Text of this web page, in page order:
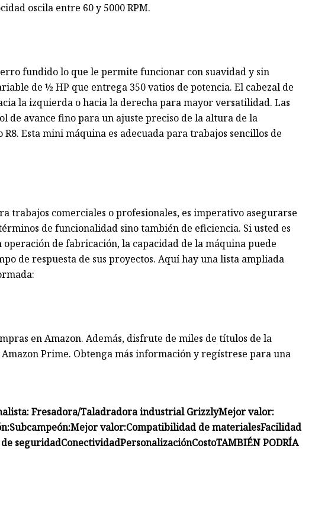
oscila entre 60 y 5000 RPM.
fundido lo que le permite funcionar con suavidad y sin
de ½ HP que entrega 350 vatios de potencia. El cabezal de
la izquierda o hacia la derecha para mayor versatilidad. Las
de avance fino para un ajuste preciso de la altura de la
Esta mini máquina es adecuada para trabajos sencillos de
trabajos comerciales o profesionales, es imperativo asegurarse
de funcionalidad sino también de eficiencia. Si usted es
de fabricación, la capacidad de la máquina puede
de respuesta de sus proyectos. Aquí hay una lista ampliada
en Amazon. Además, disfrute de miles de títulos de la
Prime. Obtenga más información y regístrese para una
Fresadora/Taladradora industrial GrizzlyMejor valor:
Subcampeón:Mejor valor:Compatibilidad de materialesFacilidad
seguridadConectividadPersonalizaciónCostoTAMBIÉN PODRÍA